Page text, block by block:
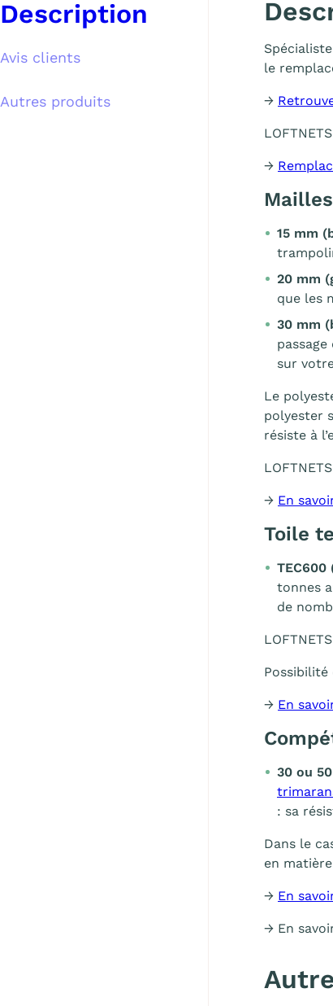
Description
Avis clients
Autres produits
le
→
→
15 mm
20 mm
que les
30 mm
sur
Le
polyester
résiste à
→ En
Toile
TEC600
tonnes
de
Possibilité
→ En
30 ou
: sa
Dans le
en
→ En
→ En